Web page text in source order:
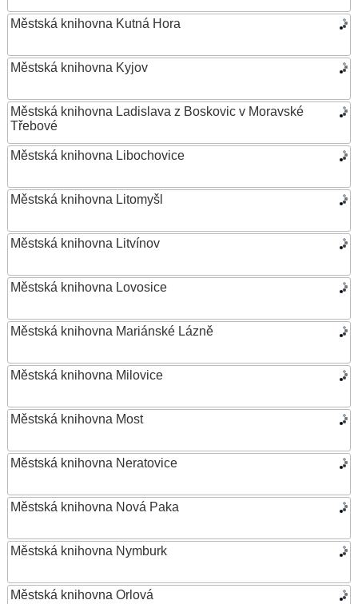
Městská knihovna Kutná Hora
Městská knihovna Kyjov
Městská knihovna Ladislava z Boskovic v Moravské
Třebové
Městská knihovna Libochovice
Městská knihovna Litomyšl
Městská knihovna Litvínov
Městská knihovna Lovosice
Městská knihovna Mariánské Lázně
Městská knihovna Milovice
Městská knihovna Most
Městská knihovna Neratovice
Městská knihovna Nová Paka
Městská knihovna Nymburk
Městská knihovna Orlová